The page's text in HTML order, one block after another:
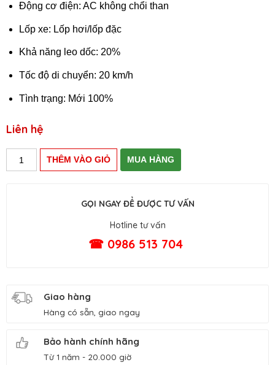
Động cơ điện: AC không chổi than
Lốp xe: Lốp hơi/lốp đặc
Khả năng leo dốc: 20%
Tốc độ di chuyển: 20 km/h
Tình trạng: Mới 100%
Liên hệ
GỌI NGAY ĐỂ ĐƯỢC TƯ VẤN
Hotline tư vấn
☎ 0986 513 704
Giao hàng
Hàng có sẵn, giao ngay
Bảo hành chính hãng
Từ 1 năm - 20.000 giờ